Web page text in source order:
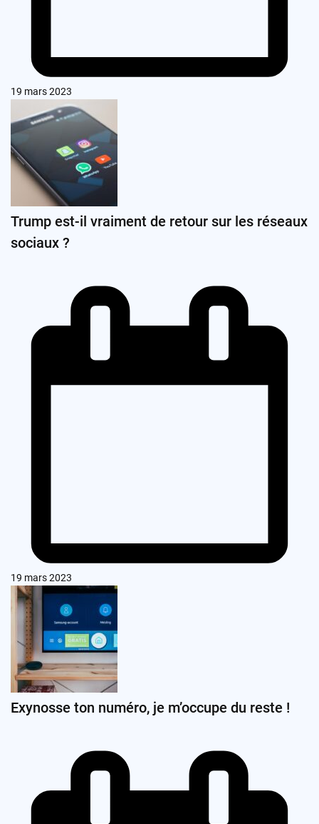
19 mars 2023
Trump est-il vraiment de retour sur les réseaux
sociaux ?
19 mars 2023
Exynosse ton numéro, je m’occupe du reste !